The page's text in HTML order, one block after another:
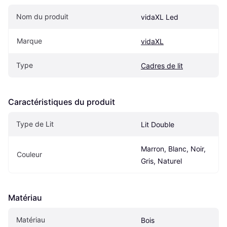
Nom du produit vidaXL Led
Marque vidaXL
Type Cadres de lit
Caractéristiques du produit
Type de Lit Lit Double
Couleur
Marron, Blanc, Noir,
Gris, Naturel
Matériau
Matériau Bois